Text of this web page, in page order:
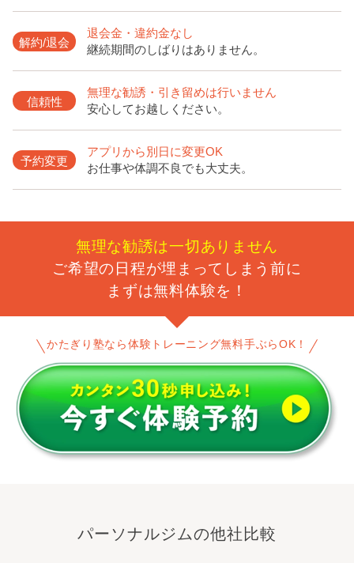
解約/退会
退会金・違約金なし
継続期間のしばりはありません。
信頼性
無理な勧誘・引き留めは行いません
安心してお越しください。
予約変更
アプリから別日に変更OK
お仕事や体調不良でも大丈夫。
無理な勧誘は一切ありません
ご希望の日程が埋まってしまう前に
まずは無料体験を！
かたぎり塾なら体験トレーニング無料手ぶらOK！
パーソナルジムの他社比較